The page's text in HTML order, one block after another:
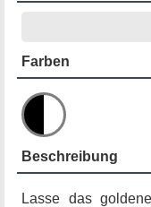
Farben
Beschreibung
Lasse das